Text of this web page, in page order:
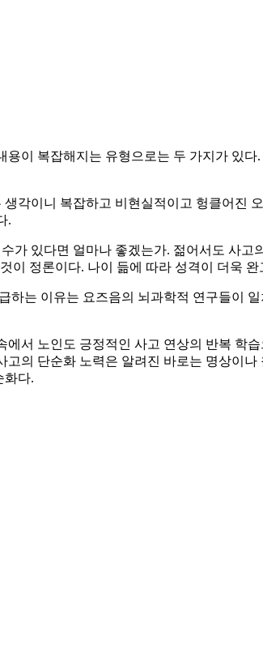
이 복잡해지는 유형으로는 두 가지가 있
각이니 복잡하고 비현실적이고 헝클어진
.
가 있다면 얼마나 좋겠는가. 젊어서도 사
정론이다. 나이 듦에 따라 성격이 더욱
하는 이유는 요즈음의 뇌과학적 연구들이
서 노인도 긍정적인 사고 연상의 반복 학
의 단순화 노력은 알려진 바로는 명상이
화다.